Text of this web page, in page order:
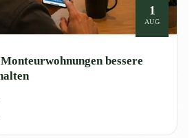
1
AUG
bessere